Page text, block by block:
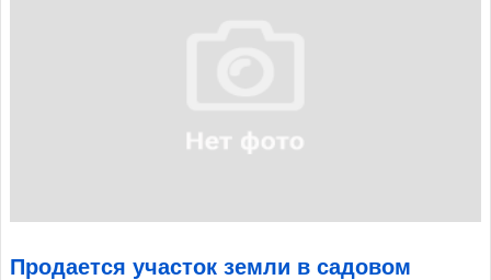
Продается участок земли в садовом